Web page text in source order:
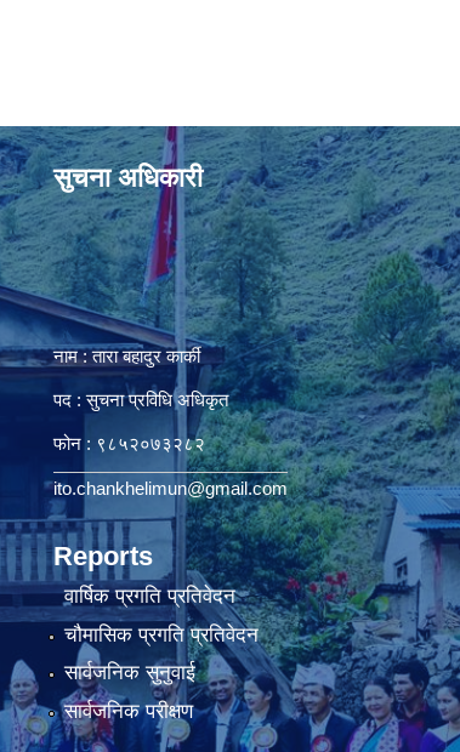
सुचना अधिकारी
नाम : तारा बहादुर कार्की
पद : सुचना प्रविधि अधिकृत
फोन : ९८५२०७३२८२
ito.chankhelimun@gmail.com
Reports
वार्षिक प्रगति प्रतिवेदन
चौमासिक प्रगति प्रतिवेदन
सार्वजनिक सुनुवाई
सार्वजनिक परीक्षण